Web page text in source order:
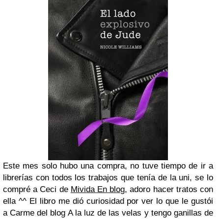
Este mes solo hubo una compra, no tuve tiempo de ir a
librerías con todos los trabajos que tenía de la uni, se lo
compré a Ceci de Mivida En blog, adoro hacer tratos con
ella ^^ El libro me dió curiosidad por ver lo que le gustói
a Carme del blog A la luz de las velas y tengo ganillas de